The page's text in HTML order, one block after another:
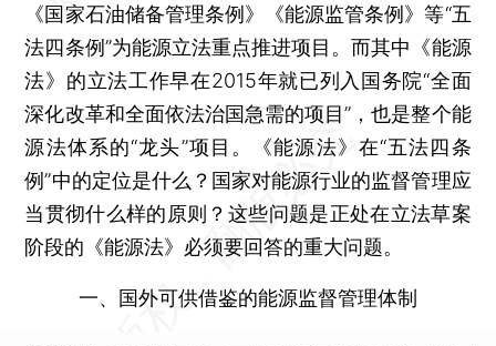
《国家石油储备管理条例》《能源监管条例》等“五
法四条例”为能源立法重点推进项目。而其中《能源
法》的立法工作早在2015年就已列入国务院“全面
深化改革和全面依法治国急需的项目”，也是整个能
源法体系的“龙头”项目。《能源法》在“五法四条
例”中的定位是什么？国家对能源行业的监督管理应
当贯彻什么样的原则？这些问题是正处在立法草案
阶段的《能源法》必须要回答的重大问题。
一、国外可供借鉴的能源监督管理体制